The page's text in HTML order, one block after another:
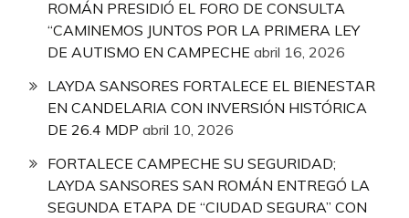
ROMÁN PRESIDIÓ EL FORO DE CONSULTA
“CAMINEMOS JUNTOS POR LA PRIMERA LEY
DE AUTISMO EN CAMPECHE abril 16, 2026
LAYDA SANSORES FORTALECE EL BIENESTAR
EN CANDELARIA CON INVERSIÓN HISTÓRICA
DE 26.4 MDP abril 10, 2026
FORTALECE CAMPECHE SU SEGURIDAD;
LAYDA SANSORES SAN ROMÁN ENTREGÓ LA
SEGUNDA ETAPA DE “CIUDAD SEGURA” CON